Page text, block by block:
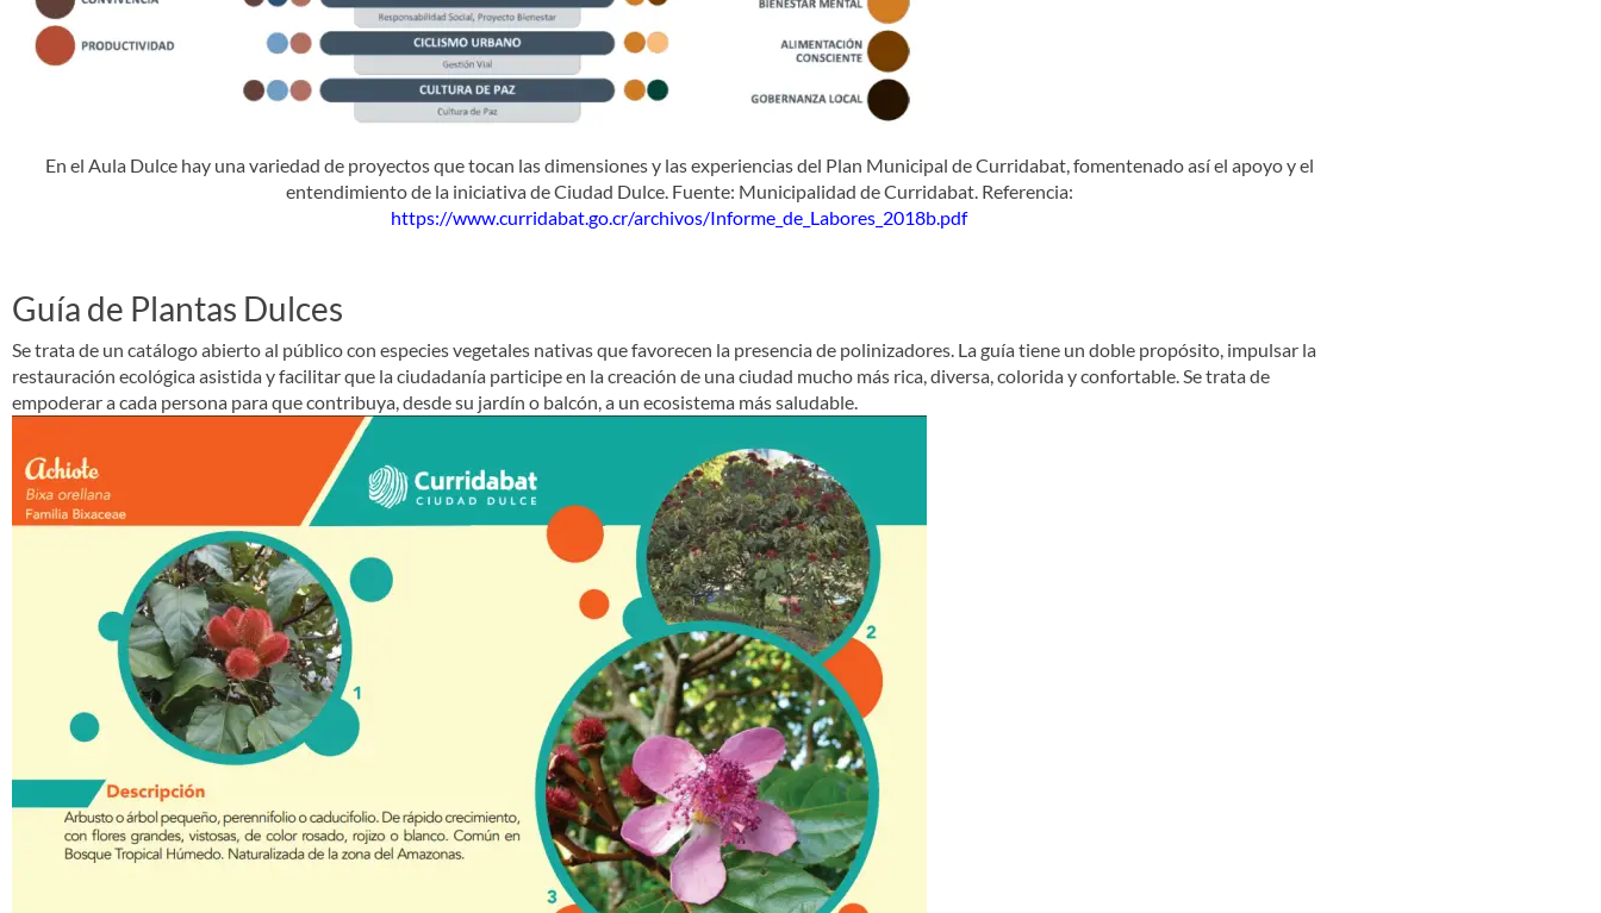
En el Aula Dulce hay una variedad de proyectos que tocan las dimensiones y las experiencias del Plan Municipal de Curridabat, fomentenado así el apoyo y el
entendimiento de la iniciativa de Ciudad Dulce. Fuente: Municipalidad de Curridabat. Referencia:
https://www.curridabat.go.cr/archivos/Informe_de_Labores_2018b.pdf
Guía de Plantas Dulces
Se trata de un catálogo abierto al público con especies vegetales nativas que favorecen la presencia de polinizadores. La guía tiene un doble propósito, impulsar la
restauración ecológica asistida y facilitar que la ciudadanía participe en la creación de una ciudad mucho más rica, diversa, colorida y confortable. Se trata de
empoderar a cada persona para que contribuya, desde su jardín o balcón, a un ecosistema más saludable.